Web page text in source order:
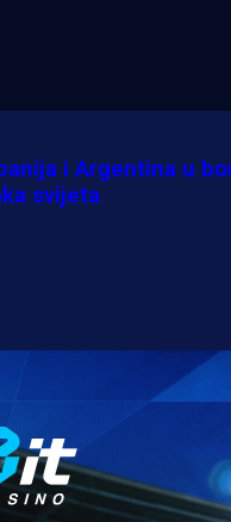
i Argentina u
svijeta